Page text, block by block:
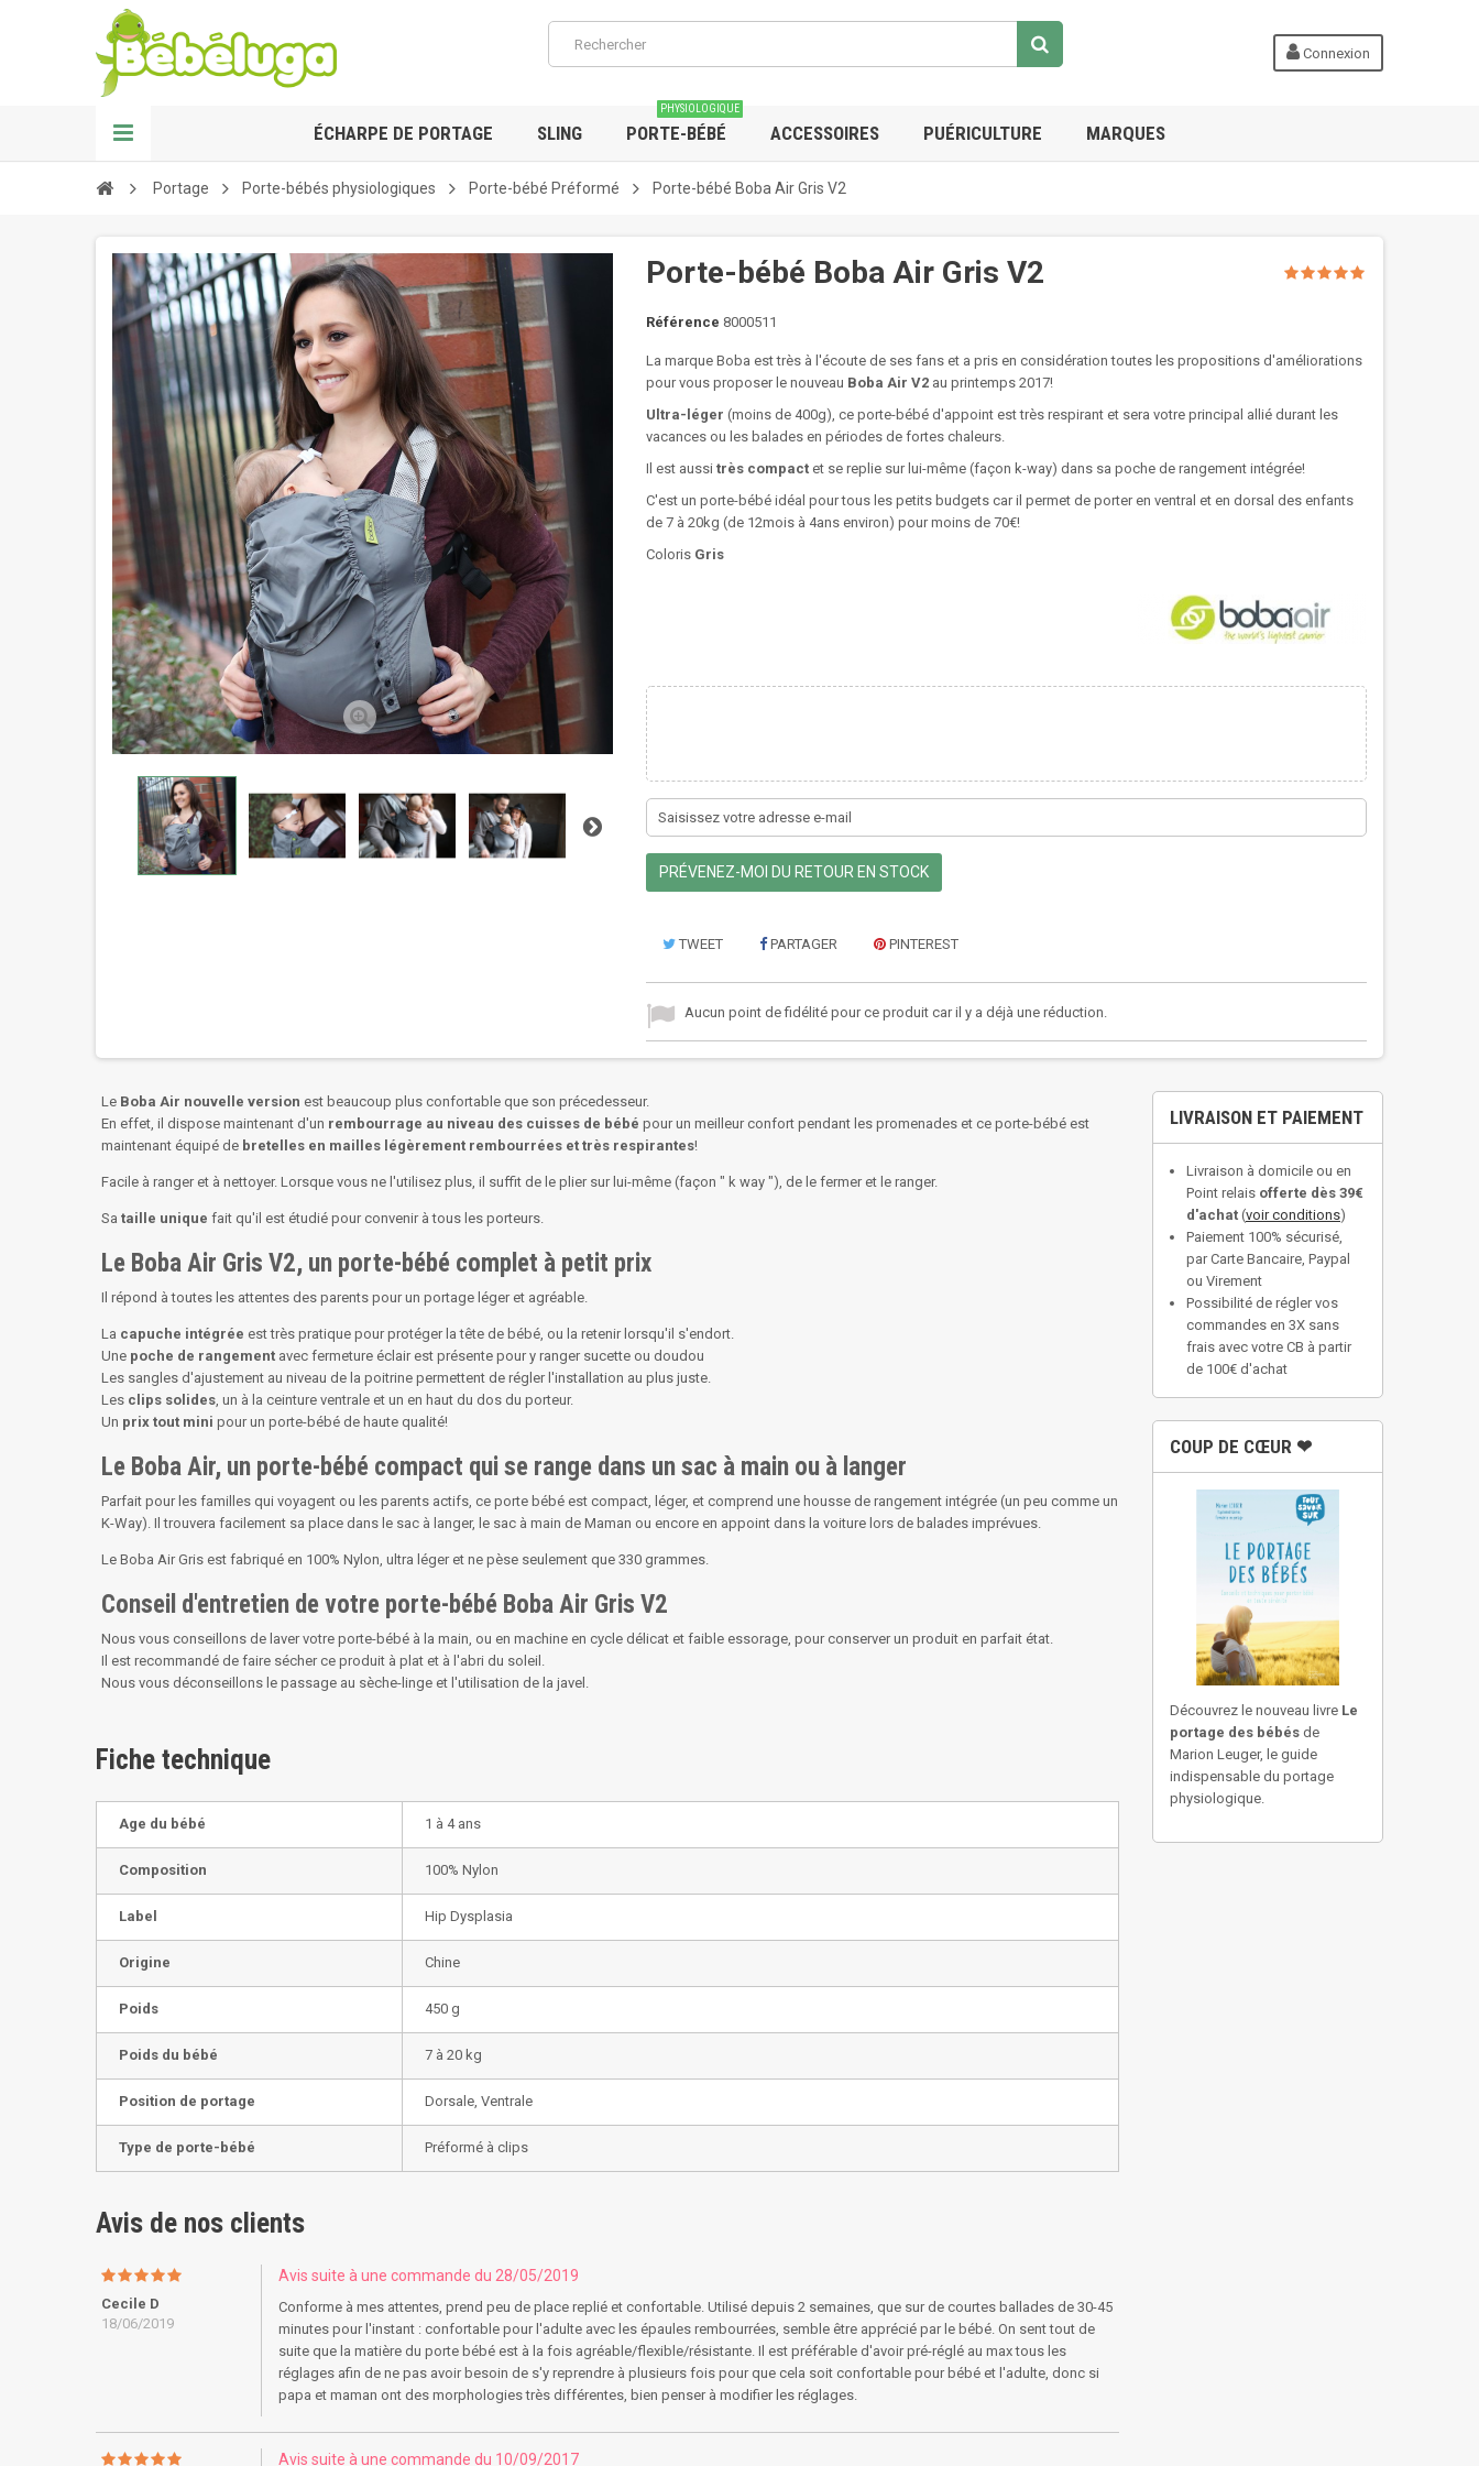
Connexion
ÉCHARPE DE PORTAGE SLING PORTE-BÉBÉ
PHYSIOLOGIQUE
ACCESSOIRES PUÉRICULTURE MARQUES
Portage Porte-bébés physiologiques Porte-bébé Préformé Porte-bébé Boba Air Gris V2
Porte-bébé Boba Air Gris V2
Référence 8000511
La marque Boba est très à l'écoute de ses fans et a pris en considération toutes les propositions d'améliorations
pour vous proposer le nouveau Boba Air V2 au printemps 2017!
Ultra-léger (moins de 400g), ce porte-bébé d'appoint est très respirant et sera votre principal allié durant les
vacances ou les balades en périodes de fortes chaleurs.
Il est aussi très compact et se replie sur lui-même (façon k-way) dans sa poche de rangement intégrée!
C'est un porte-bébé idéal pour tous les petits budgets car il permet de porter en ventral et en dorsal des enfants
de 7 à 20kg (de 12mois à 4ans environ) pour moins de 70€!
Coloris Gris
PRÉVENEZ-MOI DU RETOUR EN STOCK
TWEET PARTAGER PINTEREST
Aucun point de fidélité pour ce produit car il y a déjà une réduction.
Le Boba Air nouvelle version est beaucoup plus confortable que son précedesseur.
En effet, il dispose maintenant d'un rembourrage au niveau des cuisses de bébé pour un meilleur confort pendant les promenades et ce porte-bébé est
maintenant équipé de bretelles en mailles légèrement rembourrées et très respirantes!
Facile à ranger et à nettoyer. Lorsque vous ne l'utilisez plus, il suffit de le plier sur lui-même (façon " k way "), de le fermer et le ranger.
Sa taille unique fait qu'il est étudié pour convenir à tous les porteurs.
Le Boba Air Gris V2, un porte-bébé complet à petit prix
Il répond à toutes les attentes des parents pour un portage léger et agréable.
La capuche intégrée est très pratique pour protéger la tête de bébé, ou la retenir lorsqu'il s'endort.
Une poche de rangement avec fermeture éclair est présente pour y ranger sucette ou doudou
Les sangles d'ajustement au niveau de la poitrine permettent de régler l'installation au plus juste.
Les clips solides, un à la ceinture ventrale et un en haut du dos du porteur.
Un prix tout mini pour un porte-bébé de haute qualité!
Le Boba Air, un porte-bébé compact qui se range dans un sac à main ou à langer
Parfait pour les familles qui voyagent ou les parents actifs, ce porte bébé est compact, léger, et comprend une housse de rangement intégrée (un peu comme un
K-Way). Il trouvera facilement sa place dans le sac à langer, le sac à main de Maman ou encore en appoint dans la voiture lors de balades imprévues.
Le Boba Air Gris est fabriqué en 100% Nylon, ultra léger et ne pèse seulement que 330 grammes.
Conseil d'entretien de votre porte-bébé Boba Air Gris V2
Nous vous conseillons de laver votre porte-bébé à la main, ou en machine en cycle délicat et faible essorage, pour conserver un produit en parfait état.
Il est recommandé de faire sécher ce produit à plat et à l'abri du soleil.
Nous vous déconseillons le passage au sèche-linge et l'utilisation de la javel.
Fiche technique
Age du bébé 1 à 4 ans
Composition 100% Nylon
Label Hip Dysplasia
Origine Chine
Poids 450 g
Poids du bébé 7 à 20 kg
Position de portage Dorsale, Ventrale
Type de porte-bébé Préformé à clips
Avis de nos clients
Cecile D
18/06/2019
Avis suite à une commande du 28/05/2019
Conforme à mes attentes, prend peu de place replié et confortable. Utilisé depuis 2 semaines, que sur de courtes ballades de 30-45
minutes pour l'instant : confortable pour l'adulte avec les épaules rembourrées, semble être apprécié par le bébé. On sent tout de
suite que la matière du porte bébé est à la fois agréable/flexible/résistante. Il est préférable d'avoir pré-réglé au max tous les
réglages afin de ne pas avoir besoin de s'y reprendre à plusieurs fois pour que cela soit confortable pour bébé et l'adulte, donc si
papa et maman ont des morphologies très différentes, bien penser à modifier les réglages.
Avis suite à une commande du 10/09/2017
LIVRAISON ET PAIEMENT
Livraison à domicile ou en
Point relais offerte dès 39€
d'achat (voir conditions)
Paiement 100% sécurisé,
par Carte Bancaire, Paypal
ou Virement
Possibilité de régler vos
commandes en 3X sans
frais avec votre CB à partir
de 100€ d'achat
COUP DE CŒUR ❤
Découvrez le nouveau livre Le
portage des bébés de
Marion Leuger, le guide
indispensable du portage
physiologique.